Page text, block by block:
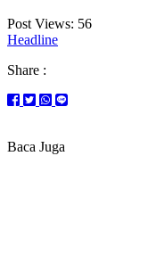
Post Views: 56
Headline
Share :
Baca Juga